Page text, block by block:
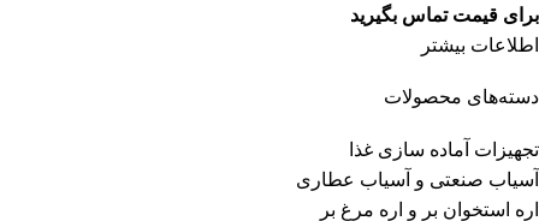
دسته‌های محصولات
تجهیزات آماده سازی غذا
آسیاب صنعتی و آسیاب عطاری
اره استخوان بر و اره مرغ بر
برای قیمت تماس بگیرید
اطلاعات بیشتر